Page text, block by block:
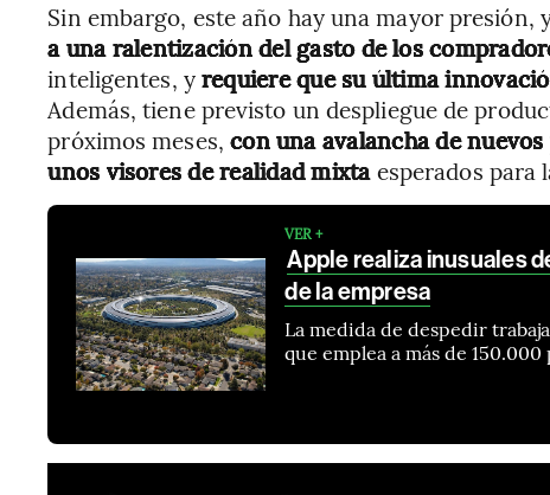
Sin embargo, este año hay una mayor presión,
a una ralentización del gasto de los
inteligentes, yrequiere que su última
Además, tiene previsto un despliegue de
próximos meses, con una avalancha de
unos visores de realidad mixtaesperados para
VER +
Apple realiza inusuales
de la empresa
La medida de despedir
que emplea a más de 150.000